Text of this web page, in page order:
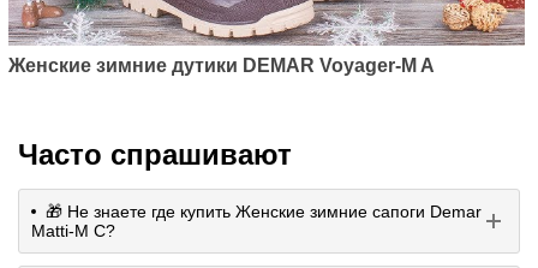
Женские зимние дутики DEMAR Voyager-M A
Часто спрашивают
🎁 Не знаете где купить Женские зимние сапоги Demar
Matti-M C?